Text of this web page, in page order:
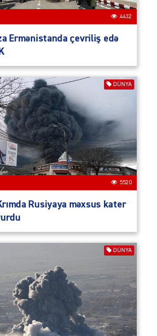
4432
Ermənistanda çevriliş edə
DÜNYA
5520
Rusiyaya məxsus kater
DÜNYA